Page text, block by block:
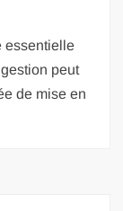
essentielle
peut
de mise en